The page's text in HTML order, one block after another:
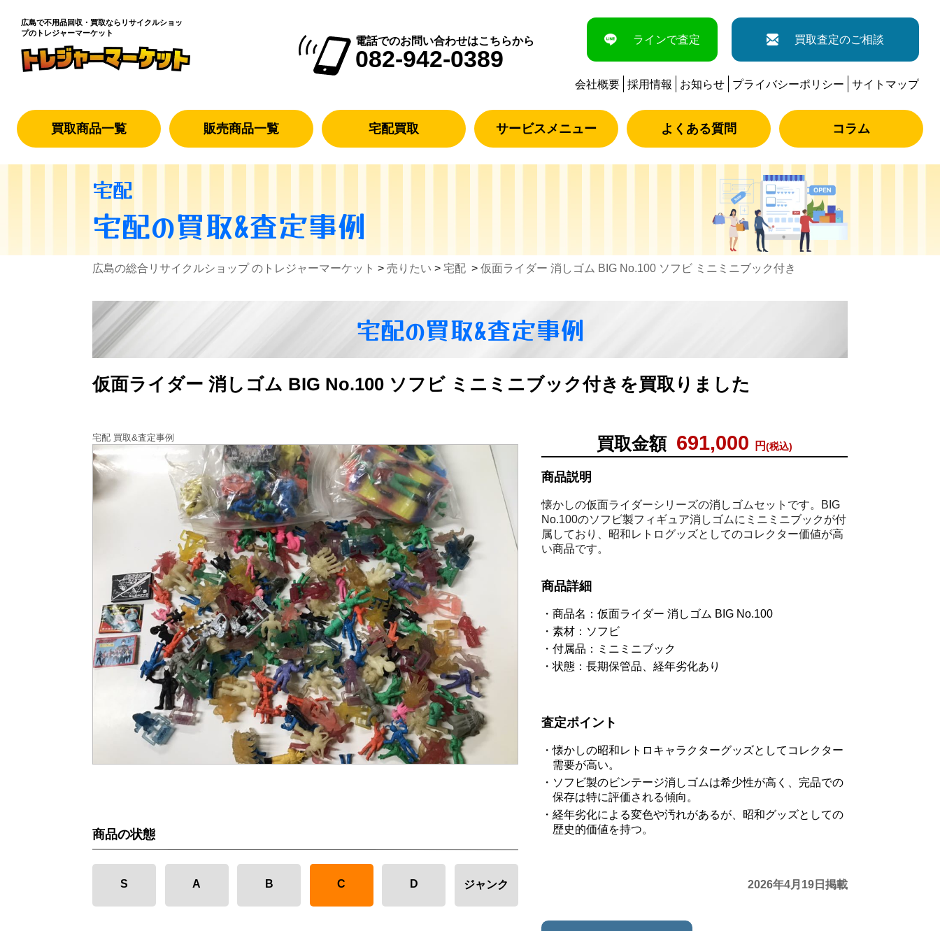
広島で不用品回収・買取なら リサイクルショッ
プのトレジャーマーケット
電話でのお問い合わせはこちらから
082-942-0389
ラインで査定 買取査定のご相談
会社概要 採用情報 お知らせ プライバシーポリシー サイトマップ
買取商品一覧 販売商品一覧 宅配買取 サービスメニュー よくある質問 コラム
宅配
宅配の買取&査定事例
広島の総合リサイクルショップ のトレジャーマーケット > 売りたい > 宅配 > 仮面ライダー 消しゴム BIG No.100 ソフビ ミニミニブック付き
宅配の買取&査定事例
仮面ライダー 消しゴム BIG No.100 ソフビ ミニミニブック付きを買取りました
買取金額 691,000 円(税込)
商品説明
懐かしの仮面ライダーシリーズの消しゴムセットです。BIG
No.100のソフビ製フィギュア消しゴムにミニミニブックが付
属しており、昭和レトログッズとしてのコレクター価値が高
い商品です。
商品詳細
商品名：仮面ライダー 消しゴム BIG No.100
素材：ソフビ
付属品：ミニミニブック
状態：長期保管品、経年劣化あり
査定ポイント
懐かしの昭和レトロキャラクターグッズとしてコレクター
需要が高い。
ソフビ製のビンテージ消しゴムは希少性が高く、完品での
保存は特に評価される傾向。
経年劣化による変色や汚れがあるが、昭和グッズとしての
歴史的価値を持つ。
2026年4月19日掲載
宅配 買取&査定事例
商品の状態
S A B C D ジャンク